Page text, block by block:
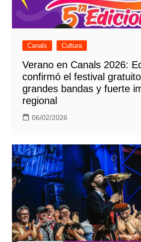
Canals Cultura
Verano en Canals 2026:
confirmó el festival
grandes bandas y fuerte
regional
06/02/2026